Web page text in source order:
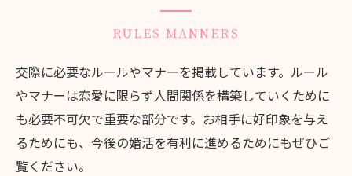
RULES MANNERS
交際に必要なルールやマナーを掲載しています。ルール
やマナーは恋愛に限らず人間関係を構築していくために
も必要不可欠で重要な部分です。お相手に好印象を与え
るためにも、今後の婚活を有利に進めるためにもぜひご
覧ください。